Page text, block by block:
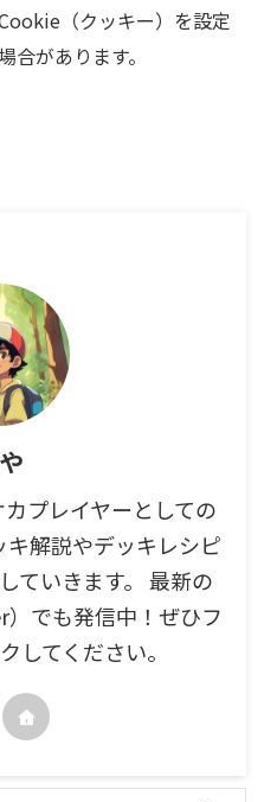
（クッキー）を設定
合があります。
プレイヤーとしての
解説やデッキレシピ
ていきます。 最新の
でも発信中！ぜひフ
してください。